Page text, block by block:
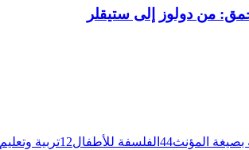
من دولوز إلى ستيقلر
بصيغة المؤنث44 الفلسفة للأطفال12تربية وتعليم